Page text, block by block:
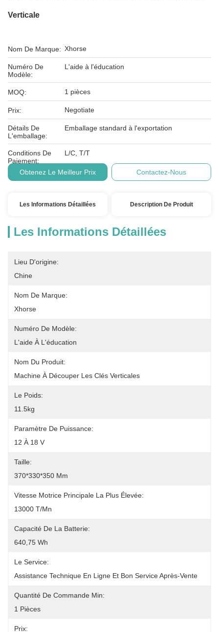
Verticale
Nom De Marque: Xhorse
Numéro De
Modèle:
L'aide à l'éducation
MOQ: 1 pièces
Prix: Negotiate
Détails De
L'emballage:
Emballage standard à l'exportation
Conditions De
Paiement:
L/C, T/T
Obtenez Le Meilleur Prix Contactez-Nous
Les Informations Détaillées Description De Produit
Les Informations Détaillées
Lieu D'origine:
Chine
Nom De Marque:
Xhorse
Numéro De Modèle:
L'aide À L'éducation
Nom Du Produit:
Machine À Découper Les Clés Verticales
Le Poids:
11.5kg
Paramètre De Puissance:
12 À 18 V
Taille:
370*330*350 Mm
Vitesse Motrice Principale La Plus Élevée:
13000 T/mn
Capacité De La Batterie:
640,75 Wh
Le Service:
Assistance Technique En Ligne Et Bon Service Après-Vente
Quantité De Commande Min:
1 Pièces
Prix: